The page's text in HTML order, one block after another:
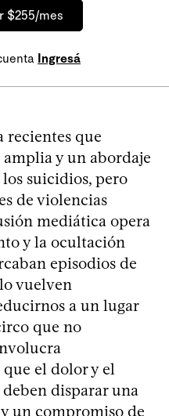
$255/mes
Ingresá
recientes que
y un abordaje
suicidios, pero
de violencias
mediática opera
y la ocultación
episodios de
vuelven
a un lugar
que no
el dolor y el
disparar una
un compromiso de